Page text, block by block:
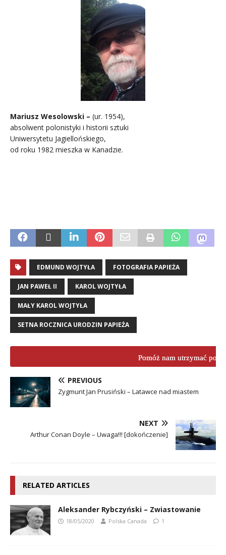
Mariusz Wesolowski – (ur. 1954),
absolwent polonistyki i historii sztuki
Uniwersytetu Jagiellońskiego,
od roku 1982 mieszka w Kanadzie.
EDMUND WOJTYŁA FOTOGRAFIA PAPIEŻA
JAN PAWEŁ II KAROL WOJTYŁA
MAŁY KAROL WOJTYŁA
SETNA ROCZNICA URODZIN PAPIEŻA
Pomóż nam utrzymać
PREVIOUS
Zygmunt Jan Prusiński – Latawce nad miastem
NEXT
Arthur Conan Doyle – Uwaga!!! [dokończenie]
RELATED ARTICLES
Aleksander Rybczyński – Zwiastowanie
18/05/2020 Polska Canada 1